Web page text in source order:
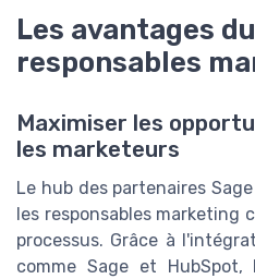
Les avantages
responsables
Maximiser les
les marketeurs
Le hub des partenaires
les responsables marketing
processus. Grâce à
comme Sage et HubSpot,